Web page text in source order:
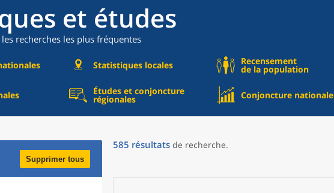
et études
recherches les plus fréquentes
Statistiques locales Recensement
de la population
Études et conjoncture
régionales Conjoncture nationale
Supprimer tous
585 résultats de recherche.